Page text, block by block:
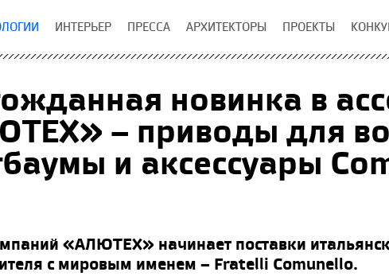
ИНТЕРЬЕР ПРЕССА АРХИТЕКТОРЫ ПРОЕКТЫ
новинка в
– приводы для
и аксессуары
«АЛЮТЕХ» начинает поставки
с мировым именем – Fratelli Comunello.